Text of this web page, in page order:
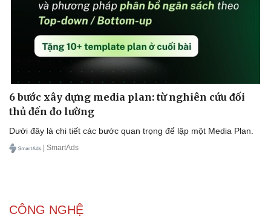
Sức khỏe
Nhi khoa
6 bước xây dựng media plan: từ nghiên cứu đối
thủ đến đo lường
Dưới đây là chi tiết các bước quan trọng để lập một Media Plan.
| SmartAds
CÔNG NGHỆ